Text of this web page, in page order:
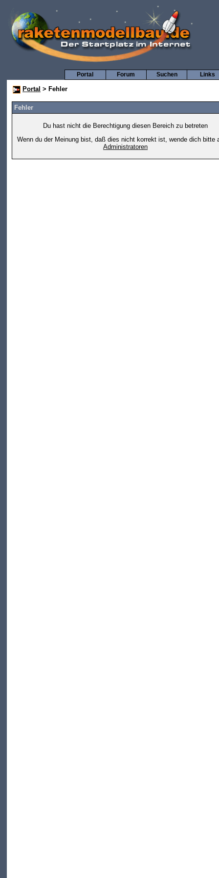
Links
Suchen
Forum
Portal
Portal > Fehler
Fehler
Du hast nicht die Berechtigung diesen Bereich zu betreten
Wenn du der Meinung bist, daß dies nicht korrekt ist, wende dich bitte
Administratoren